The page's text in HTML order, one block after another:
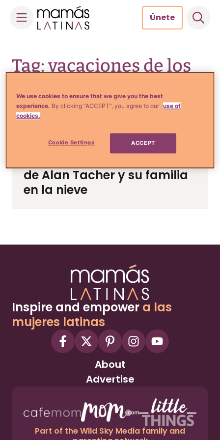
content
Únete
Tag: vacaciones de los
famosos en la nieve
Noticias y Entretenimiento
de Alan Tacher y su familia
en la nieve
Inspire and empower a las
mujeres latinas
About
Advertise
Part of the Wild Sky Media family and
We use cookies to ensure that we give you the best
experience. By clicking “ACCEPT”, you agree to our use of
cookies.
Cookie Settings ACCEPT